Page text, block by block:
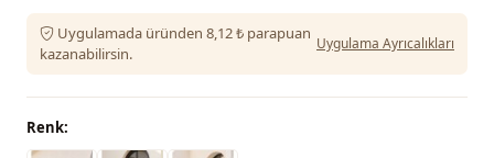
Uygulamada üründen 8,12 ₺ parapuan
kazanabilirsin.
Uygulama Ayrıcalıkları
Renk: